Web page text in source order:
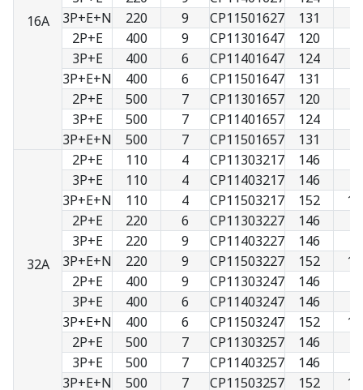
16A
3P+E+N
220 9 CP11501627 131
2P+E
400 9 CP11301647 120
3P+E
400 6 CP11401647 124
3P+E+N
400 6 CP11501647 131
2P+E
500 7 CP11301657 120
3P+E
500 7 CP11401657 124
3P+E+N
500 7 CP11501657 131
32A
2P+E 110 4 CP11303217 146
3P+E
110 4 CP11403217 146
3P+E+N
110 4 CP11503217 152
2P+E
220 6 CP11303227 146
3P+E
220 9 CP11403227 146
3P+E+N
220 9 CP11503227 152
2P+E
400 9 CP11303247 146
3P+E
400 6 CP11403247 146
3P+E+N
400 6 CP11503247 152
2P+E
500 7 CP11303257 146
3P+E
500 7 CP11403257 146
3P+E+N
500 7 CP11503257 152